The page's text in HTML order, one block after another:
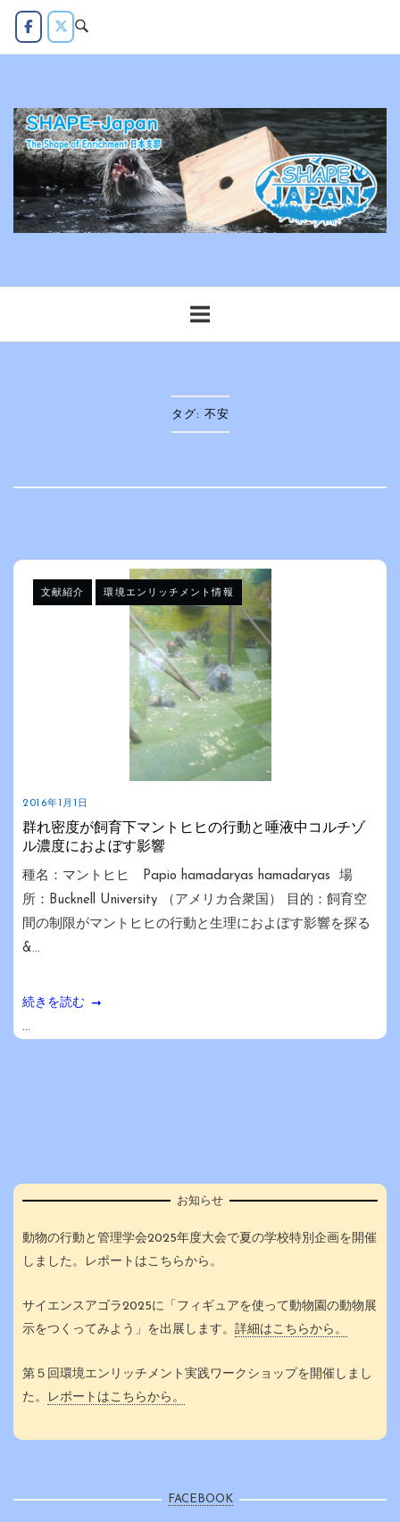
タグ: 不安
文献紹介 環境エンリッチメント情報
2016年1月1日
群れ密度が飼育下マントヒヒの行動と唾液中コルチゾ
ル濃度におよぼす影響
種名：マントヒヒ Papio hamadaryas hamadaryas 場
所：Bucknell University （アメリカ合衆国） 目的：飼育空
間の制限がマントヒヒの行動と生理におよぼす影響を探る
&...
続きを読む
...
お知らせ
動物の行動と管理学会2025年度大会で夏の学校特別企画を開催
しました。レポートはこちらから。
サイエンスアゴラ2025に「フィギュアを使って動物園の動物展
示をつくってみよう」を出展します。 詳細はこちらから。
第５回環境エンリッチメント実践ワークショップを開催しまし
た。
レポートはこちらから。
FACEBOOK